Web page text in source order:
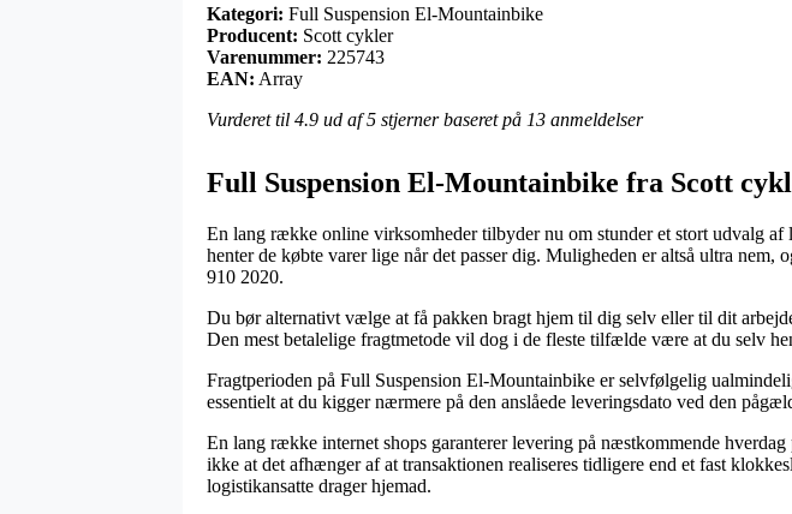
Kategori: Full Suspension El-Mountainbike
Producent: Scott cykler
Varenummer: 225743
EAN: Array
Vurderet til 4.9 ud af 5 stjerner baseret på 13 anmeldelser
Full Suspension El-Mountainbike fra Scott
En lang række online virksomheder tilbyder nu om stunder et stort udvalg af
henter de købte varer lige når det passer dig. Muligheden er altså ultra
910 2020.
Du bør alternativt vælge at få pakken bragt hjem til dig selv eller til dit
Den mest betalelige fragtmetode vil dog i de fleste tilfælde være at du selv
Fragtperioden på Full Suspension El-Mountainbike er selvfølgelig
essentielt at du kigger nærmere på den anslåede leveringsdato ved den
En lang række internet shops garanterer levering på næstkommende
ikke at det afhænger af at transaktionen realiseres tidligere end et fast
logistikansatte drager hjemad.